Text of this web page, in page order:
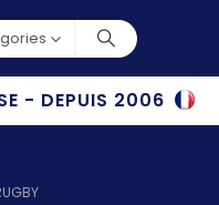
- DEPUIS 2006